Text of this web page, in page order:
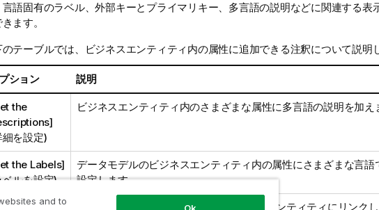
言語固有のラベル、外部キーとプライマリキー、多言語の説明などに関連する表
ます。
のテーブルでは、ビジネスエンティティ内の属性に追加できる注釈について説明
ション 説明
the
細を設定)
ビジネスエンティティ内のさまざまな属性に多言語の説明を加え
the Labels]
ベルを設定)
データモデルのビジネスエンティティ内の属性にさまざまな言語
設定します。
the 1つの属性を別の属性に、またはビジネスエンティティにリンク
and to